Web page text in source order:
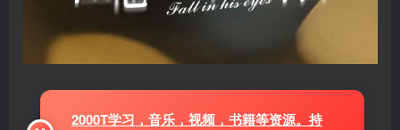
2000T学习，音乐，视频，书籍等资源。持